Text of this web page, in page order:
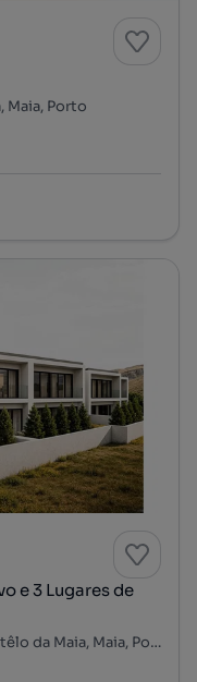
Maia, Porto
e 3 Lugares de
Travessa de Vila Verde, Gondim, Castêlo da Maia, Maia, Porto